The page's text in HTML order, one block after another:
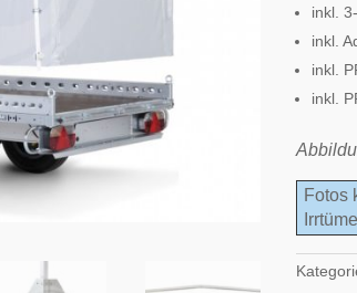
inkl.
inkl.
inkl.
inkl.
Fotos